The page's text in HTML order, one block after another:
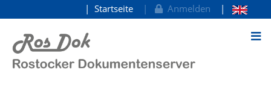
zum Inhalt
Startseite Anmelden